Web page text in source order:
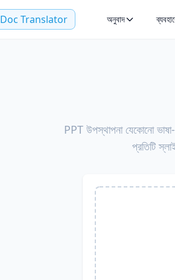
Doc Translator অনুবাদ
PPT উপস্থাপনা যেকোনো
প্রতিটি